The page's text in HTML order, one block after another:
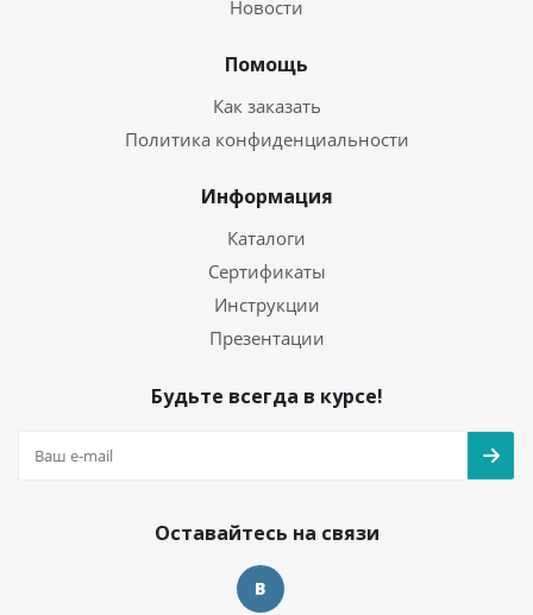
Новости
Помощь
Как заказать
Политика конфиденциальности
Информация
Каталоги
Сертификаты
Инструкции
Презентации
Будьте всегда в курсе!
Оставайтесь на связи